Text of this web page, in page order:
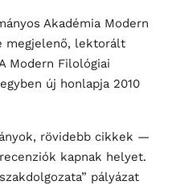
Akadémia Modern
megjelenő, lektorált
Modern Filológiai
új honlapja 2010
rövidebb cikkek —
kapnak helyet.
pályázat